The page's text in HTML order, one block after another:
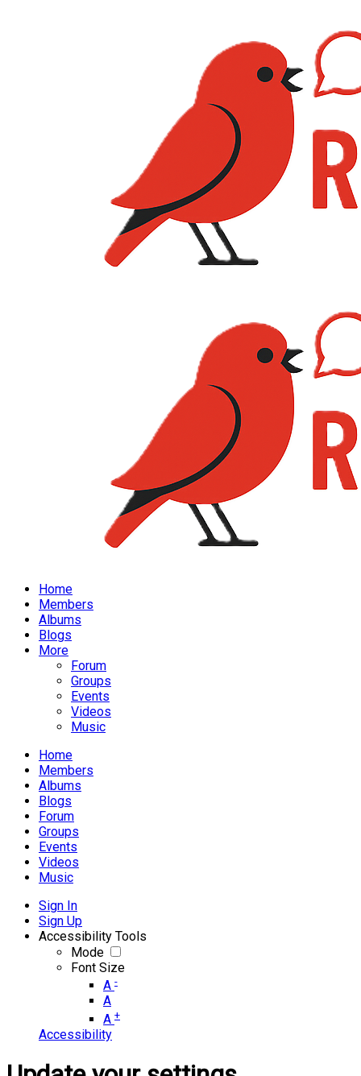
Home
Members
Albums
Blogs
More
Forum
Groups
Events
Videos
Music
Home
Members
Albums
Blogs
Forum
Groups
Events
Videos
Music
Sign In
Sign Up
Accessibility Tools
Mode
Font Size
A -
A
A +
Accessibility